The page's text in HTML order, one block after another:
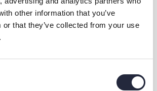
other information that you’ve
or that they’ve collected from your use